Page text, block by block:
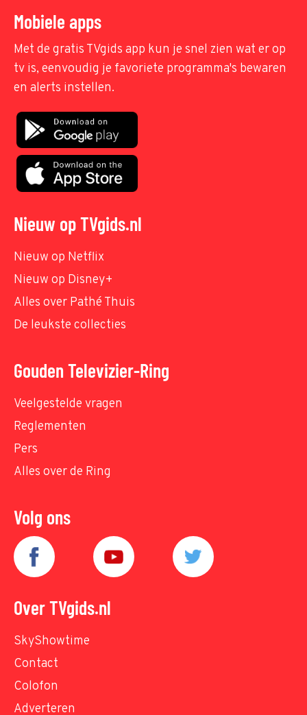
Mobiele apps
Met de gratis TVgids app kun je snel zien wat er op
tv is, eenvoudig je favoriete programma's bewaren
en alerts instellen.
Nieuw op TVgids.nl
Nieuw op Netflix
Nieuw op Disney+
Alles over Pathé Thuis
De leukste collecties
Gouden Televizier-Ring
Veelgestelde vragen
Reglementen
Pers
Alles over de Ring
Volg ons
Over TVgids.nl
SkyShowtime
Contact
Colofon
Adverteren